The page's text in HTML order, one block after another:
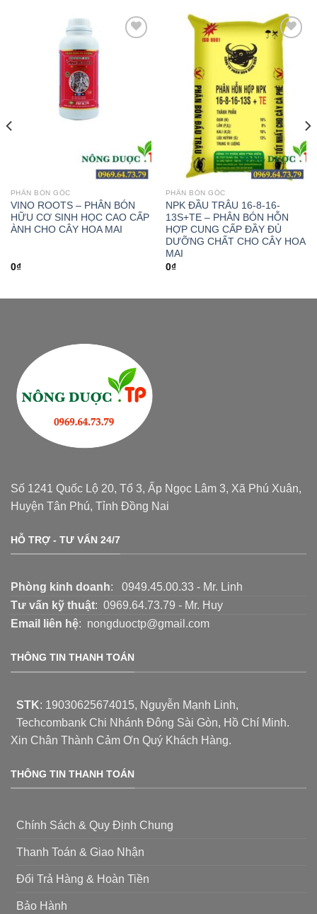
PHÂN BÓN GỐC
VINO ROOTS – PHÂN BÓN
HỮU CƠ SINH HỌC CAO CẤP
ÀNH CHO CÂY HOA MAI
0₫
Add to
wishlist
PHÂN BÓN GỐC
NPK ĐẦU TRÂU 16-8-16-
13S+TE – PHÂN BÓN HỖN
HỢP CUNG CẤP ĐẦY ĐỦ
DƯỠNG CHẤT CHO CÂY HOA
MAI
0₫
Số 1241 Quốc Lộ 20, Tổ 3, Ấp Ngọc Lâm 3, Xã Phú Xuân,
Huyện Tân Phú, Tỉnh Đồng Nai
HỖ TRỢ - TƯ VẤN 24/7
Phòng kinh doanh: 0949.45.00.33 - Mr. Linh
Tư vấn kỹ thuật: 0969.64.73.79 - Mr. Huy
Email liên hệ: nongduoctp@gmail.com
THÔNG TIN THANH TOÁN
STK: 19030625674015, Nguyễn Mạnh Linh,
Techcombank Chi Nhánh Đông Sài Gòn, Hồ Chí Minh.
Xin Chân Thành Cảm Ơn Quý Khách Hàng.
THÔNG TIN THANH TOÁN
Chính Sách & Quy Định Chung
Thanh Toán & Giao Nhận
Đổi Trả Hàng & Hoàn Tiền
Bảo Hành